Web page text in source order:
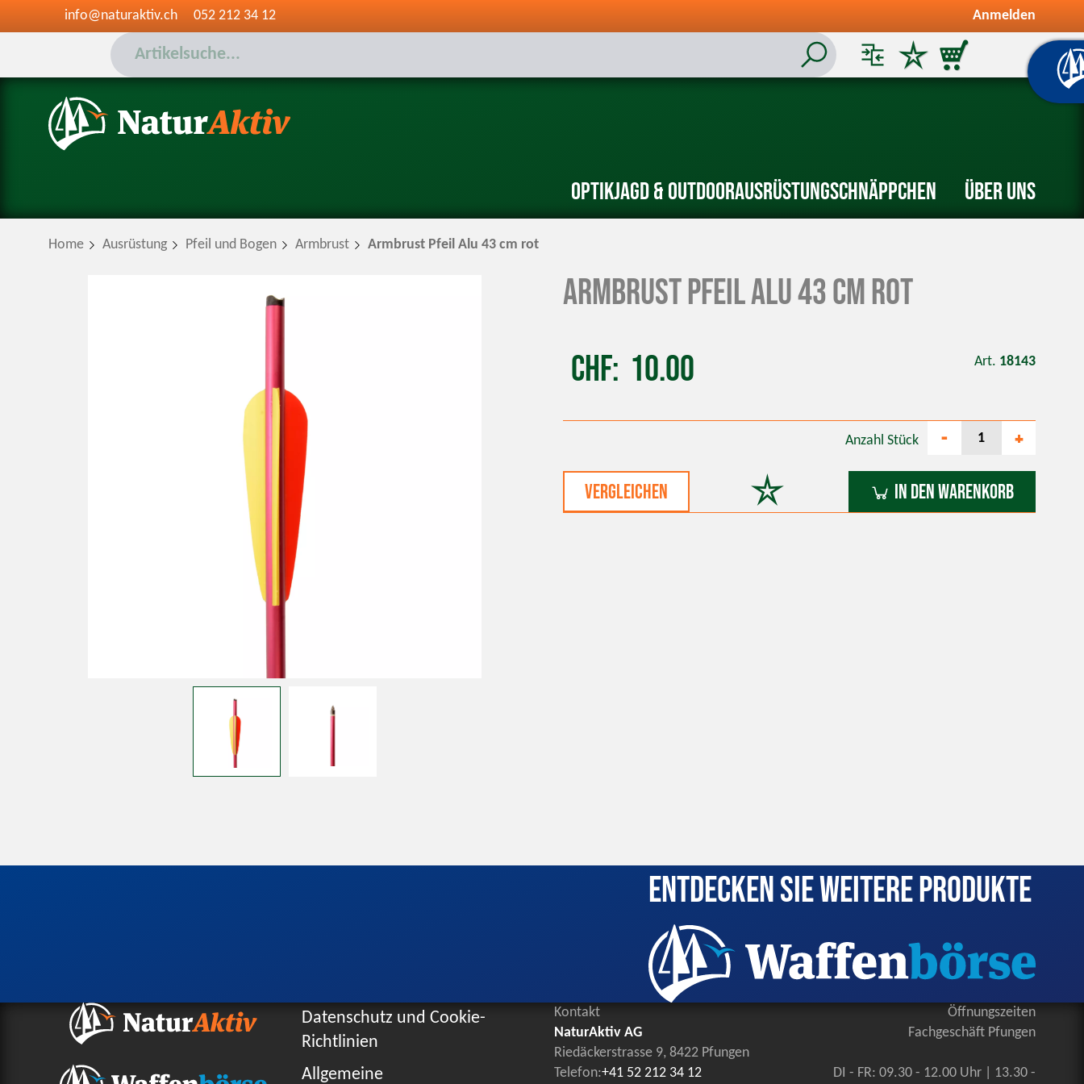
info@naturaktiv.ch 052 212 34 12 Anmelden
OptikJagd & OutdoorAusrüstungSchnäppchen Über uns
Home Ausrüstung Pfeil und Bogen Armbrust Armbrust Pfeil Alu 43 cm rot
Armbrust Pfeil Alu 43 cm rot
CHF 10.00 Art. 18143
vergleichen
Anzahl Stück - +
In den Warenkorb
Entdecken Sie weitere Produkte
Datenschutz und Cookie-
Richtlinien
Allgemeine
Kontakt
NaturAktiv AG
Riedäckerstrasse 9, 8422 Pfungen
Telefon:+41 52 212 34 12
Öffnungszeiten
Fachgeschäft Pfungen
DI - FR: 09.30 - 12.00 Uhr | 13.30 -